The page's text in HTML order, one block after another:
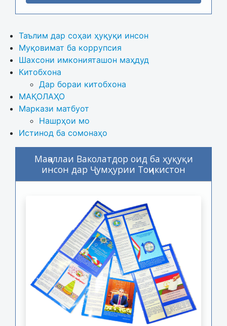
Таълим дар соҳаи ҳуқуқи инсон
Муқовимат ба коррупсия
Шахсони имконияташон маҳдуд
Китобхона
Дар бораи китобхона
МАҚОЛАҲО
Маркази матбуот
Нашрҳои мо
Истинод ба сомонаҳо
Маҷаллаи Ваколатдор оид ба ҳуқуқи
инсон дар Ҷумҳурии Тоҷикистон